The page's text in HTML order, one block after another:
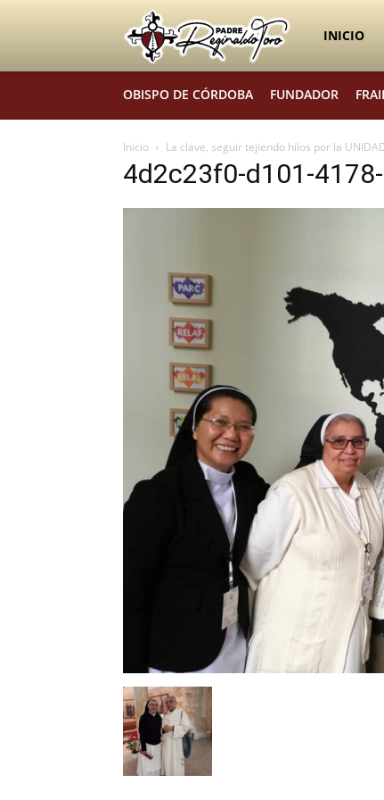
Padre
Toro
INICIO
OBISPO DE CÓRDOBA FUNDADOR
Inicio La clave, seguir tejiendo hilos por la
4d2c23f0-d101-